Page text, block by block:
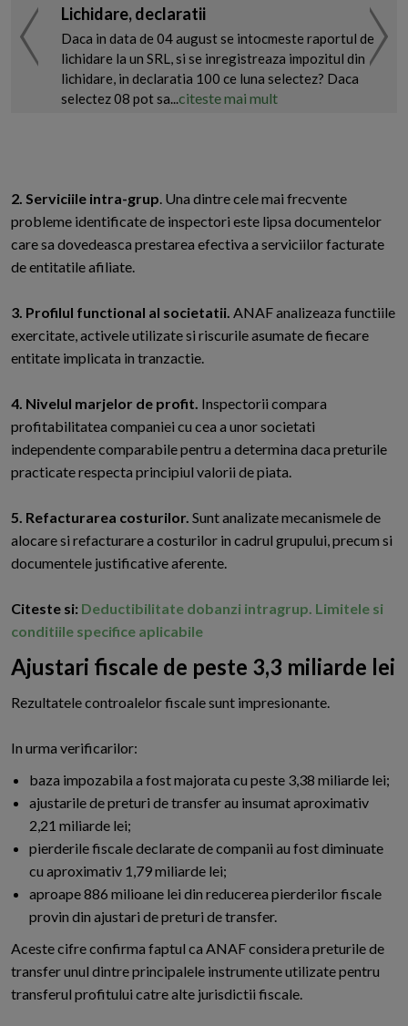
Lichidare, declaratii
Daca in data de 04 august se intocmeste raportul de
lichidare la un SRL, si se inregistreaza impozitul din
lichidare, in declaratia 100 ce luna selectez? Daca
selectez 08 pot sa...citeste mai mult
2. Serviciile intra-grup. Una dintre cele mai frecvente
probleme identificate de inspectori este lipsa documentelor
care sa dovedeasca prestarea efectiva a serviciilor facturate
de entitatile afiliate.
3. Profilul functional al societatii. ANAF analizeaza functiile
exercitate, activele utilizate si riscurile asumate de fiecare
entitate implicata in tranzactie.
4. Nivelul marjelor de profit. Inspectorii compara
profitabilitatea companiei cu cea a unor societati
independente comparabile pentru a determina daca preturile
practicate respecta principiul valorii de piata.
5. Refacturarea costurilor. Sunt analizate mecanismele de
alocare si refacturare a costurilor in cadrul grupului, precum si
documentele justificative aferente.
Citeste si: Deductibilitate dobanzi intragrup. Limitele si
conditiile specifice aplicabile
Ajustari fiscale de peste 3,3 miliarde lei
Rezultatele controalelor fiscale sunt impresionante.
In urma verificarilor:
baza impozabila a fost majorata cu peste 3,38 miliarde lei;
ajustarile de preturi de transfer au insumat aproximativ
2,21 miliarde lei;
pierderile fiscale declarate de companii au fost diminuate
cu aproximativ 1,79 miliarde lei;
aproape 886 milioane lei din reducerea pierderilor fiscale
provin din ajustari de preturi de transfer.
Aceste cifre confirma faptul ca ANAF considera preturile de
transfer unul dintre principalele instrumente utilizate pentru
transferul profitului catre alte jurisdictii fiscale.